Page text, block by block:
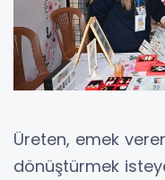
Üreten, emek
dönüştürmek